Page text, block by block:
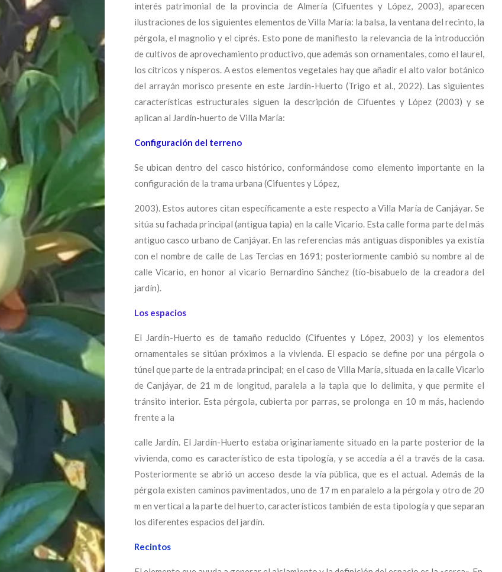
interés patrimonial de la provincia de Almería (Cifuentes y López, 2003), aparecen
ilustraciones de los siguientes elementos de Villa María: la balsa, la ventana del recinto, la
pérgola, el magnolio y el ciprés. Esto pone de manifiesto la relevancia de la introducción
de cultivos de aprovechamiento productivo, que además son ornamentales, como el laurel,
los cítricos y nísperos. A estos elementos vegetales hay que añadir el alto valor botánico
del arrayán morisco presente en este Jardín-Huerto (Trigo et al., 2022). Las siguientes
características estructurales siguen la descripción de Cifuentes y López (2003) y se
aplican al Jardín-huerto de Villa María:
Configuración del terreno
Se ubican dentro del casco histórico, conformándose como elemento importante en la
configuración de la trama urbana (Cifuentes y López,
2003). Estos autores citan específicamente a este respecto a Villa María de Canjáyar. Se
sitúa su fachada principal (antigua tapia) en la calle Vicario. Esta calle forma parte del más
antiguo casco urbano de Canjáyar. En las referencias más antiguas disponibles ya existía
con el nombre de calle de Las Tercias en 1691; posteriormente cambió su nombre al de
calle Vicario, en honor al vicario Bernardino Sánchez (tío-bisabuelo de la creadora del
jardín).
Los espacios
El Jardín-Huerto es de tamaño reducido (Cifuentes y López, 2003) y los elementos
ornamentales se sitúan próximos a la vivienda. El espacio se define por una pérgola o
túnel que parte de la entrada principal; en el caso de Villa María, situada en la calle Vicario
de Canjáyar, de 21 m de longitud, paralela a la tapia que lo delimita, y que permite el
tránsito interior. Esta pérgola, cubierta por parras, se prolonga en 10 m más, haciendo
frente a la
calle Jardín. El Jardín-Huerto estaba originariamente situado en la parte posterior de la
vivienda, como es característico de esta tipología, y se accedía a él a través de la casa.
Posteriormente se abrió un acceso desde la vía pública, que es el actual. Además de la
pérgola existen caminos pavimentados, uno de 17 m en paralelo a la pérgola y otro de 20
m en vertical a la parte del huerto, característicos también de esta tipología y que separan
los diferentes espacios del jardín.
Recintos